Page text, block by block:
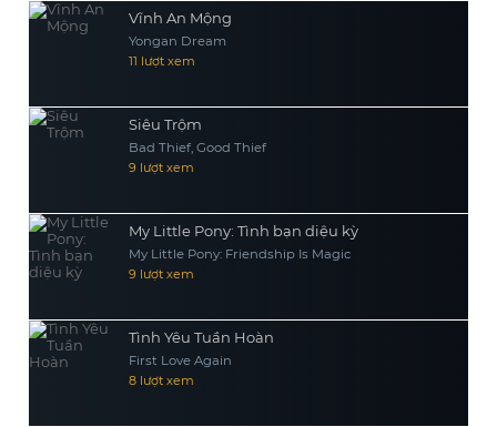
Vĩnh An Mộng
Yongan Dream
11 lượt xem
Siêu Trộm
Bad Thief, Good Thief
9 lượt xem
My Little Pony: Tình bạn diệu kỳ
My Little Pony: Friendship Is Magic
9 lượt xem
Tình Yêu Tuần Hoàn
First Love Again
8 lượt xem